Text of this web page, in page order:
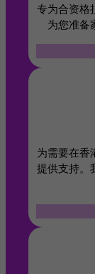
专为合资格
为您准备
为需要在香
提供支持。